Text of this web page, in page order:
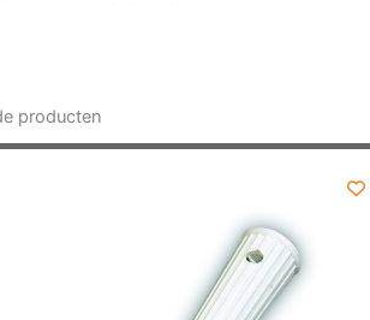
producten